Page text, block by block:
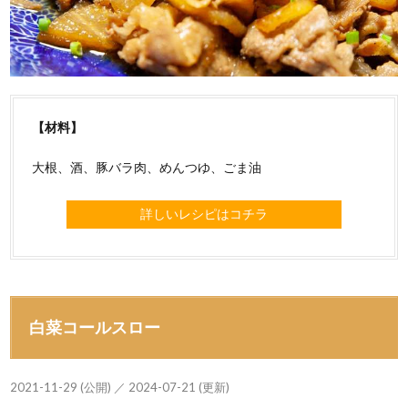
【材料】
大根、酒、豚バラ肉、めんつゆ、ごま油
詳しいレシピはコチラ
白菜コールスロー
2021-11-29 (公開) ／ 2024-07-21 (更新)